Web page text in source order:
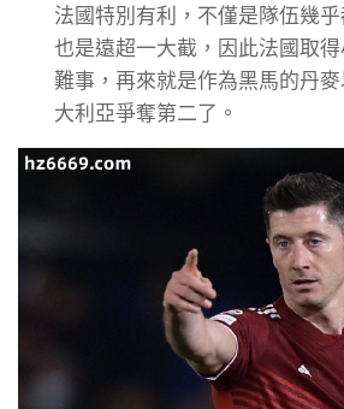
法國特別有利，不僅是隊伍幾
也是遠超一大截，因此法國取
難事，再來就是作為黑馬的丹
大利亞爭奪第二了。